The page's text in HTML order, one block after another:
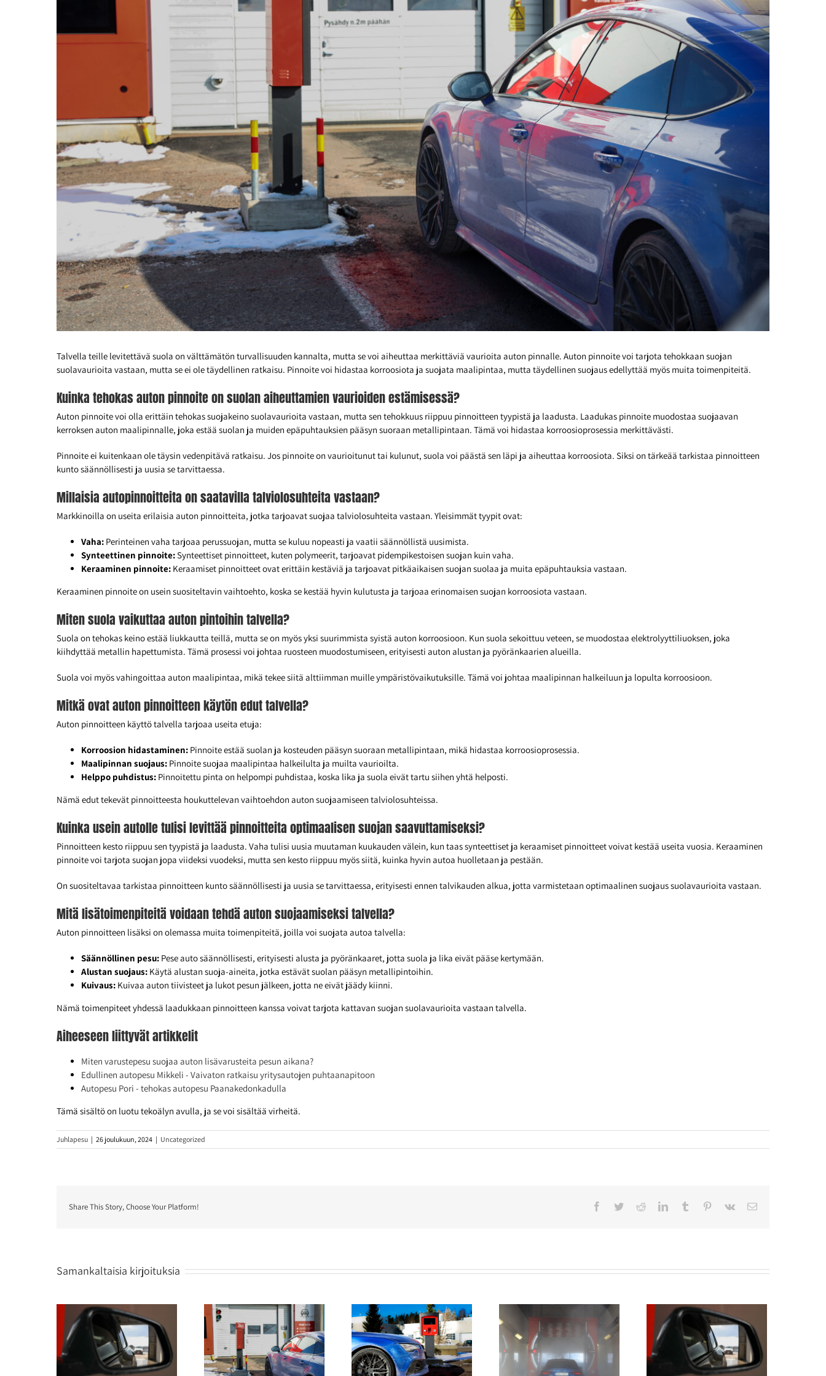
Talvella teille levitettävä suola on välttämätön turvallisuuden kannalta, mutta se voi aiheuttaa merkittäviä vaurioita auton pinnalle. Auton pinnoite voi tarjota tehokkaan suojan
suolavaurioita vastaan, mutta se ei ole täydellinen ratkaisu. Pinnoite voi hidastaa korroosiota ja suojata maalipintaa, mutta täydellinen suojaus edellyttää myös muita toimenpiteitä.
Kuinka tehokas auton pinnoite on suolan aiheuttamien vaurioiden estämisessä?
Auton pinnoite voi olla erittäin tehokas suojakeino suolavaurioita vastaan, mutta sen tehokkuus riippuu pinnoitteen tyypistä ja laadusta. Laadukas pinnoite muodostaa suojaavan
kerroksen auton maalipinnalle, joka estää suolan ja muiden epäpuhtauksien pääsyn suoraan metallipintaan. Tämä voi hidastaa korroosioprosessia merkittävästi.
Pinnoite ei kuitenkaan ole täysin vedenpitävä ratkaisu. Jos pinnoite on vaurioitunut tai kulunut, suola voi päästä sen läpi ja aiheuttaa korroosiota. Siksi on tärkeää tarkistaa pinnoitteen
kunto säännöllisesti ja uusia se tarvittaessa.
Millaisia autopinnoitteita on saatavilla talviolosuhteita vastaan?
Markkinoilla on useita erilaisia auton pinnoitteita, jotka tarjoavat suojaa talviolosuhteita vastaan. Yleisimmät tyypit ovat:
Vaha: Perinteinen vaha tarjoaa perussuojan, mutta se kuluu nopeasti ja vaatii säännöllistä uusimista.
Synteettinen pinnoite:Synteettiset pinnoitteet, kuten polymeerit, tarjoavat pidempikestoisen suojan kuin vaha.
Keraaminen pinnoite: Keraamiset pinnoitteet ovat erittäin kestäviä ja tarjoavat pitkäaikaisen suojan suolaa ja muita epäpuhtauksia vastaan.
Keraaminen pinnoite on usein suositeltavin vaihtoehto, koska se kestää hyvin kulutusta ja tarjoaa erinomaisen suojan korroosiota vastaan.
Miten suola vaikuttaa auton pintoihin talvella?
Suola on tehokas keino estää liukkautta teillä, mutta se on myös yksi suurimmista syistä auton korroosioon. Kun suola sekoittuu veteen, se muodostaa elektrolyyttiliuoksen, joka
kiihdyttää metallin hapettumista. Tämä prosessi voi johtaa ruosteen muodostumiseen, erityisesti auton alustan ja pyöränkaarien alueilla.
Suola voi myös vahingoittaa auton maalipintaa, mikä tekee siitä alttiimman muille ympäristövaikutuksille. Tämä voi johtaa maalipinnan halkeiluun ja lopulta korroosioon.
Mitkä ovat auton pinnoitteen käytön edut talvella?
Auton pinnoitteen käyttö talvella tarjoaa useita etuja:
Korroosion hidastaminen: Pinnoite estää suolan ja kosteuden pääsyn suoraan metallipintaan, mikä hidastaa korroosioprosessia.
Maalipinnan suojaus: Pinnoite suojaa maalipintaa halkeilulta ja muilta vaurioilta.
Helppo puhdistus: Pinnoitettu pinta on helpompi puhdistaa, koska lika ja suola eivät tartu siihen yhtä helposti.
Nämä edut tekevät pinnoitteesta houkuttelevan vaihtoehdon auton suojaamiseen talviolosuhteissa.
Kuinka usein autolle tulisi levittää pinnoitteita optimaalisen suojan saavuttamiseksi?
Pinnoitteen kesto riippuu sen tyypistä ja laadusta. Vaha tulisi uusia muutaman kuukauden välein, kun taas synteettiset ja keraamiset pinnoitteet voivat kestää useita vuosia. Keraaminen
pinnoite voi tarjota suojan jopa viideksi vuodeksi, mutta sen kesto riippuu myös siitä, kuinka hyvin autoa huolletaan ja pestään.
On suositeltavaa tarkistaa pinnoitteen kunto säännöllisesti ja uusia se tarvittaessa, erityisesti ennen talvikauden alkua, jotta varmistetaan optimaalinen suojaus suolavaurioita vastaan.
Mitä lisätoimenpiteitä voidaan tehdä auton suojaamiseksi talvella?
Auton pinnoitteen lisäksi on olemassa muita toimenpiteitä, joilla voi suojata autoa talvella:
Säännöllinen pesu: Pese auto säännöllisesti, erityisesti alusta ja pyöränkaaret, jotta suola ja lika eivät pääse kertymään.
Alustan suojaus: Käytä alustan suoja-aineita, jotka estävät suolan pääsyn metallipintoihin.
Kuivaus: Kuivaa auton tiivisteet ja lukot pesun jälkeen, jotta ne eivät jäädy kiinni.
Nämä toimenpiteet yhdessä laadukkaan pinnoitteen kanssa voivat tarjota kattavan suojan suolavaurioita vastaan talvella.
Aiheeseen liittyvät artikkelit
Miten varustepesu suojaa auton lisävarusteita pesun aikana?
Edullinen autopesu Mikkeli - Vaivaton ratkaisu yritysautojen puhtaanapitoon
Autopesu Pori - tehokas autopesu Paanakedonkadulla
Tämä sisältö on luotu tekoälyn avulla, ja se voi sisältää virheitä.
Juhlapesu | 26 joulukuun, 2024 | Uncategorized
Share This Story, Choose Your Platform! Facebook
TwitterRedditLinkedInTumblr Pinterest
Vk Sähköposti
Samankaltaisia kirjoituksia
Mitkä ovat tehokkaimmat
pesumenetelmät kevään
Kuinka usein auto kannattaa
pestä keväällä katupölyn
Kuinka suojata autoa
katupölyltä pesun jälkeen?
Mitä kannattaa huomioida,
kun valitsee pesuohjelman